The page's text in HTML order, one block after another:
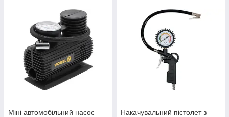
Міні автомобільний насос
Накачувальний пістолет з